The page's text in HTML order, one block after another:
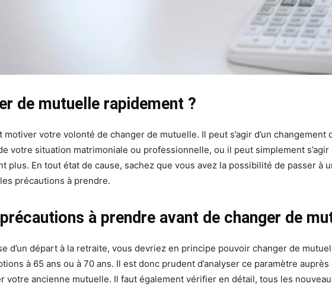
de mutuelle rapidement ?
votre volonté de changer de mutuelle. Il peut s’agir d’un changement
votre situation matrimoniale ou professionnelle, ou il peut simplement
plus. En tout état de cause, sachez que vous avez la possibilité de passer à
précautions à prendre.
à prendre avant de changer de
d’un départ à la retraite, vous devriez en principe pouvoir changer de
à 65 ans ou à 70 ans. Il est donc prudent d’analyser ce paramètre
votre ancienne mutuelle. Il faut également vérifier en détail, tous les